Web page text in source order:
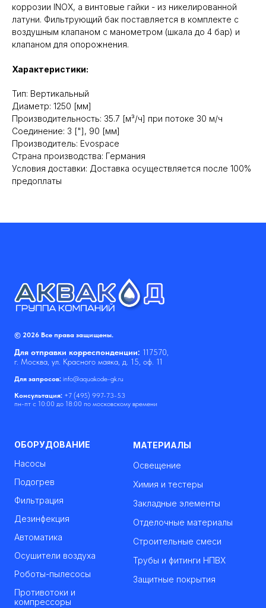
коррозии INOX, а винтовые гайки - из никелированной
латуни. Фильтрующий бак поставляется в комплекте с
воздушным клапаном с манометром (шкала до 4 бар) и
клапаном для опорожнения.
Характеристики:
Тип: Вертикальный
Диаметр: 1250 [мм]
Производительность: 35.7 [м³/ч] при потоке 30 м/ч
Cоединение: 3 ["], 90 [мм]
Производитель: Evospace
Cтрана производства: Германия
Условия доставки: Доставка осуществляется после 100%
предоплаты
© 2026 Все права защищены.
Для отправки корреспонденции: 117570,
г. Москва, ул. Красного маяка, д. 15, оф. 11
Для запросов: info@aquakode-gk.ru
Консультация: +7 (495) 997-73-53
пн-пт с 10:00 до 18:00 по московскому времени
ОБОРУДОВАНИЕ
Насосы
Подогрев
Фильтрация
Дезинфекция
Автоматика
Осушители воздуха
Роботы-пылесосы
Противотоки и
компрессоры
МАТЕРИАЛЫ
Освещение
Химия и тестеры
Закладные элементы
Отделочные материалы
Строительные смеси
Трубы и фитинги НПВХ
Защитные покрытия